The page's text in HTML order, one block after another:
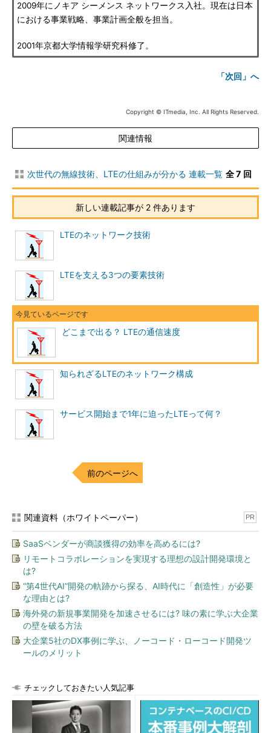
2009年にノキア シーメンス ネットワークス入社。現在は日本
における事業戦略、事業計画全般を担当。
2001年京都大学情報学研究科修了。
「次回」へ
Copyright © ITmedia, Inc. All Rights Reserved.
関連情報
次世代の無線技術、LTEの仕組みが分かる 連載一覧 全 7 回
新しい連載記事が 2 件あります
LTEのネットワーク技術
LTEを支える3つの要素技術
どこまで出る？ LTEの通信速度
知られざるLTEのネットワーク構成
サービス開始まで1年に迫ったLTEって何？
前のページへ
関連資料（ホワイトペーパー） PR
SaaSベンダーが商談獲得の効率を高めるには?
リモートコラボレーションを実現する理想の設計開発環境と
は?
“第4世代AI”開発の軌跡から探る、AI時代に「創造性」が必要
な理由とは?
海外発の新規事業開発を加速させるには? 味の素に学ぶ大企業
の壁を破る方法
大企業5社のDX事例に学ぶ、ノーコード・ローコード開発ツ
ールのメリット
チェックしておきたい人気記事